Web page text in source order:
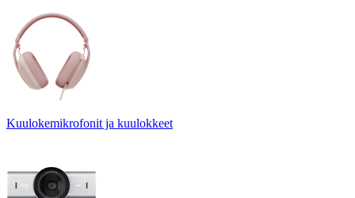
Kuulokemikrofonit ja kuulokkeet